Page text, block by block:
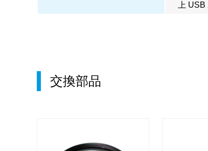
上
交換部品